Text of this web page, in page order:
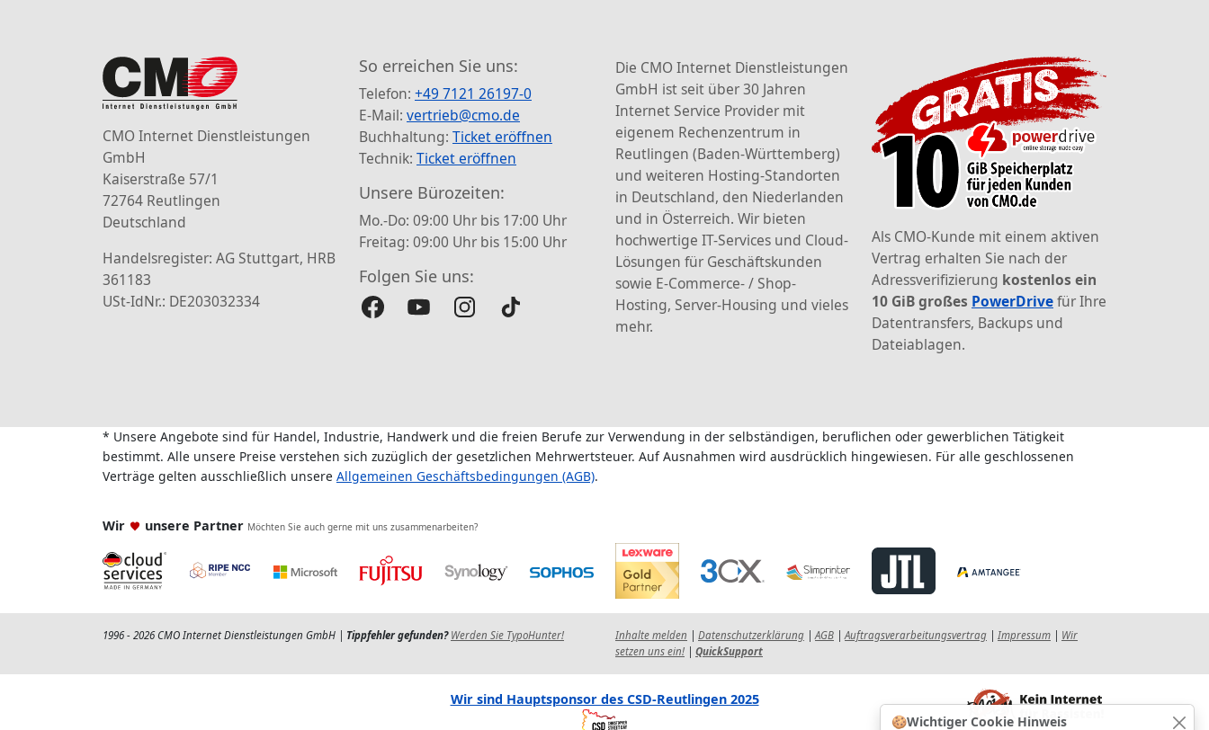
🍪Wichtiger Cookie Hinweis
CMO Internet Dienstleistungen
GmbH
Kaiserstraße 57/1
72764 Reutlingen
Deutschland
Handelsregister: AG Stuttgart, HRB
361183
USt-IdNr.: DE203032334
So erreichen Sie uns:
Telefon: +49 7121 26197-0
E-Mail: vertrieb@cmo.de
Buchhaltung: Ticket eröffnen
Technik: Ticket eröffnen
Unsere Bürozeiten:
Mo.-Do: 09:00 Uhr bis 17:00 Uhr
Freitag: 09:00 Uhr bis 15:00 Uhr
Folgen Sie uns:
Die CMO Internet Dienstleistungen
GmbH ist seit über 30 Jahren
Internet Service Provider mit
eigenem Rechenzentrum in
Reutlingen (Baden-Württemberg)
und weiteren Hosting-Standorten
in Deutschland, den Niederlanden
und in Österreich. Wir bieten
hochwertige IT-Services und Cloud-
Lösungen für Geschäftskunden
sowie E-Commerce- / Shop-
Hosting, Server-Housing und vieles
mehr.
Als CMO-Kunde mit einem aktiven
Vertrag erhalten Sie nach der
Adressverifizierung kostenlos ein
10 GiB großes PowerDrivefür Ihre
Datentransfers, Backups und
Dateiablagen.
* Unsere Angebote sind für Handel, Industrie, Handwerk und die freien Berufe zur Verwendung in der selbständigen, beruflichen oder gewerblichen Tätigkeit
bestimmt. Alle unsere Preise verstehen sich zuzüglich der gesetzlichen Mehrwertsteuer. Auf Ausnahmen wird ausdrücklich hingewiesen. Für alle geschlossenen
Verträge gelten ausschließlich unsere Allgemeinen Geschäftsbedingungen (AGB).
Wir unsere Partner Möchten Sie auch gerne mit uns zusammenarbeiten?
1996 - 2026 CMO Internet Dienstleistungen GmbH | Tippfehler gefunden? Werden Sie TypoHunter! Inhalte melden Datenschutzerklärung |AGB |Auftragsverarbeitungsvertrag Impressum
Wir
setzen uns ein!
QuickSupport
Wir sind Hauptsponsor des CSD-Reutlingen 2025